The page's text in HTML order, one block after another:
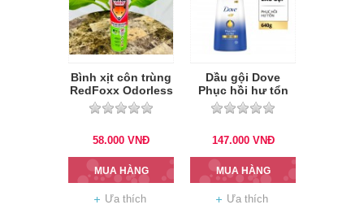
Bình xịt côn trùng
RedFoxx Odorless
600 ml
58.000 VNĐ
MUA HÀNG
Ưa thích
Dầu gội Dove
Phục hồi hư tổn
640g
147.000 VNĐ
MUA HÀNG
Ưa thích